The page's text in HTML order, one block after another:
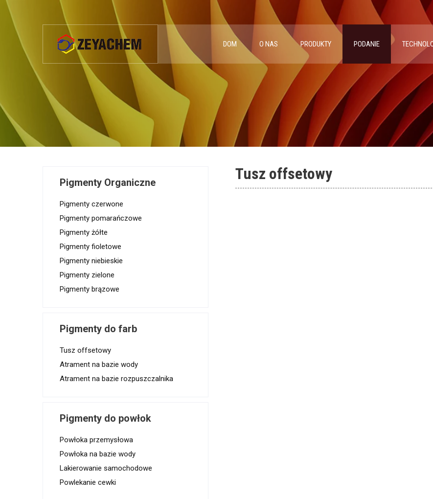
DOM O NAS PRODUKTY PODANIE
Tusz offsetowy
Pigmenty Organiczne
Pigmenty czerwone
Pigmenty pomarańczowe
Pigmenty żółte
Pigmenty fioletowe
Pigmenty niebieskie
Pigmenty zielone
Pigmenty brązowe
Pigmenty do farb
Tusz offsetowy
Atrament na bazie wody
Atrament na bazie rozpuszczalnika
Pigmenty do powłok
Powłoka przemysłowa
Powłoka na bazie wody
Lakierowanie samochodowe
Powlekanie cewki